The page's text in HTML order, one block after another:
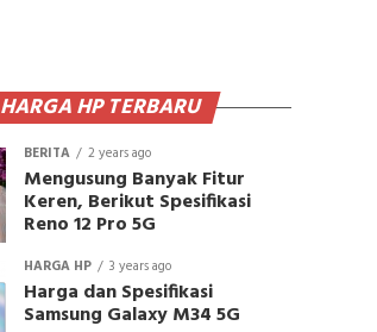
HARGA HP TERBARU
BERITA 2 years ago
Mengusung Banyak Fitur
Keren, Berikut Spesifikasi
Reno 12 Pro 5G
HARGA HP 3 years ago
Harga dan Spesifikasi
Samsung Galaxy M34 5G